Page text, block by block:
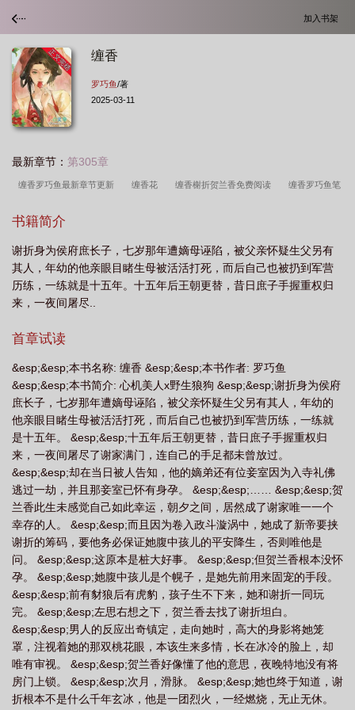
加入书架
缠香
罗巧鱼/著
2025-03-11
最新章节： 第305章
缠香罗巧鱼最新章节更新 缠香花 缠香榭折贺兰香免费阅读 缠香罗巧鱼笔
书籍简介
谢折身为侯府庶长子，七岁那年遭嫡母诬陷，被父亲怀疑生父另有
其人，年幼的他亲眼目睹生母被活活打死，而后自己也被扔到军营
历练，一练就是十五年。十五年后王朝更替，昔日庶子手握重权归
来，一夜间屠尽..
首章试读
&esp;&esp;本书名称: 缠香 &esp;&esp;本书作者: 罗巧鱼
&esp;&esp;本书简介: 心机美人x野生狼狗 &esp;&esp;谢折身为侯府
庶长子，七岁那年遭嫡母诬陷，被父亲怀疑生父另有其人，年幼的
他亲眼目睹生母被活活打死，而后自己也被扔到军营历练，一练就
是十五年。 &esp;&esp;十五年后王朝更替，昔日庶子手握重权归
来，一夜间屠尽了谢家满门，连自己的手足都未曾放过。
&esp;&esp;却在当日被人告知，他的嫡弟还有位妾室因为入寺礼佛
逃过一劫，并且那妾室已怀有身孕。 &esp;&esp;…… &esp;&esp;贺
兰香此生未感觉自己如此幸运，朝夕之间，居然成了谢家唯一一个
幸存的人。 &esp;&esp;而且因为卷入政斗漩涡中，她成了新帝要挟
谢折的筹码，要他务必保证她腹中孩儿的平安降生，否则唯他是
问。 &esp;&esp;这原本是桩大好事。 &esp;&esp;但贺兰香根本没怀
孕。 &esp;&esp;她腹中孩儿是个幌子，是她先前用来固宠的手段。
&esp;&esp;前有豺狼后有虎豹，孩子生不下来，她和谢折一同玩
完。 &esp;&esp;左思右想之下，贺兰香去找了谢折坦白。
&esp;&esp;男人的反应出奇镇定，走向她时，高大的身影将她笼
罩，注视着她的那双桃花眼，本该生来多情，长在冰冷的脸上，却
唯有审视。 &esp;&esp;贺兰香好像懂了他的意思，夜晚特地没有将
房门上锁。 &esp;&esp;次月，滑脉。 &esp;&esp;她也终于知道，谢
折根本不是什么千年玄冰，他是一团烈火，一经燃烧，无止无休。